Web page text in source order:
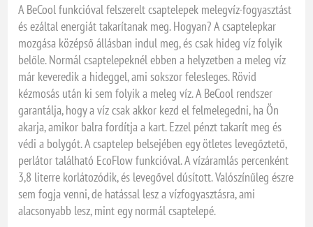
A BeCool funkcióval felszerelt csaptelepek melegvíz-fogyasztást
és ezáltal energiát takarítanak meg. Hogyan? A csaptelepkar
mozgása középső állásban indul meg, és csak hideg víz folyik
belőle. Normál csaptelepeknél ebben a helyzetben a meleg víz
már keveredik a hideggel, ami sokszor felesleges. Rövid
kézmosás után ki sem folyik a meleg víz. A BeCool rendszer
garantálja, hogy a víz csak akkor kezd el felmelegedni, ha Ön
akarja, amikor balra fordítja a kart. Ezzel pénzt takarít meg és
védi a bolygót. A csaptelep belsejében egy ötletes levegőztető,
perlátor található EcoFlow funkcióval. A vízáramlás percenként
3,8 literre korlátozódik, és levegővel dúsított. Valószínűleg észre
sem fogja venni, de hatással lesz a vízfogyasztásra, ami
alacsonyabb lesz, mint egy normál csaptelepé.